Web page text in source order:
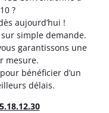
?
aujourd’hui !
simple demande.
garantissons une
mesure.
bénéficier d’un
délais.